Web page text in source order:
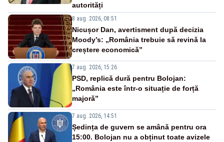
autorități
8 aug. 2026, 08:51
Nicușor Dan, avertisment după decizia
Moody’s: „România trebuie să revină la
creștere economică”
7 aug. 2026, 15:26
PSD, replică dură pentru Bolojan:
„România este într-o situație de forță
majoră”
7 aug. 2026, 14:51
Ședința de guvern se amână pentru ora
15:00. Bolojan nu a obținut toate avizele